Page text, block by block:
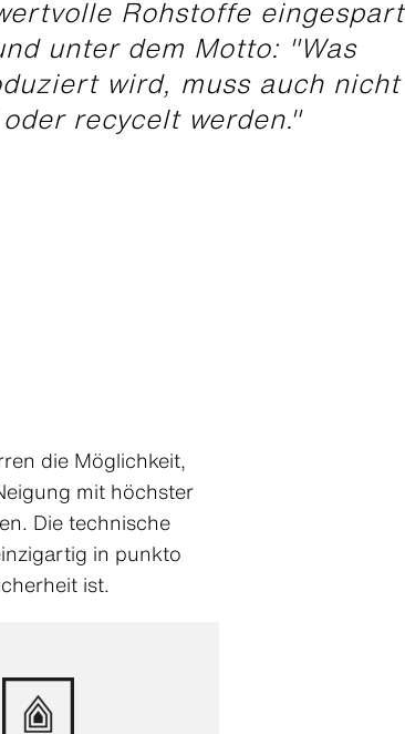
Rohstoffe eingespart
unter dem Motto: "Was
wird, muss auch nicht
recycelt werden."
die Möglichkeit,
mit höchster
Die technische
in punkto
ist.